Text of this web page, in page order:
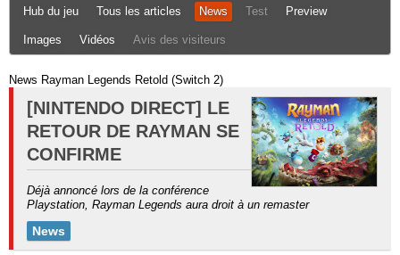
Hub du jeu Tous les articles News Test Preview
Images Vidéos Avis des visiteurs
News Rayman Legends Retold (Switch 2)
[NINTENDO DIRECT] LE
RETOUR DE RAYMAN SE
CONFIRME
Déjà annoncé lors de la conférence
Playstation, Rayman Legends aura droit à un remaster
News